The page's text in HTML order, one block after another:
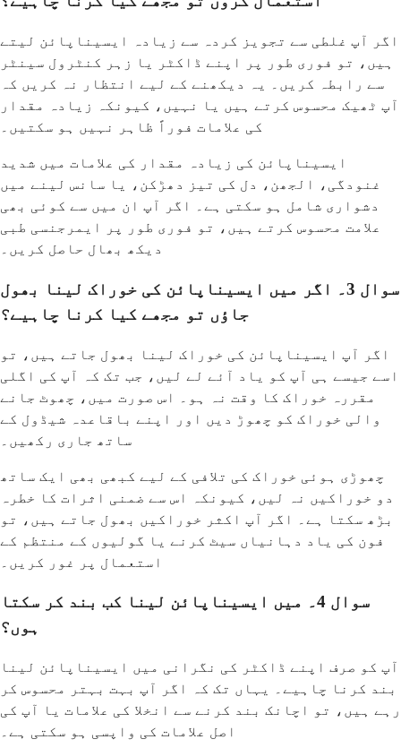
اگر آپ غلطی سے تجویز کردہ سے زیادہ ایسیناپائن لیتے
ہیں، تو فوری طور پر اپنے ڈاکٹر یا زہر کنٹرول سینٹر
سے رابطہ کریں۔ یہ دیکھنے کے لیے انتظار نہ کریں کہ
آپ ٹھیک محسوس کرتے ہیں یا نہیں، کیونکہ زیادہ مقدار
کی علامات فوراً ظاہر نہیں ہو سکتیں۔
ایسیناپائن کی زیادہ مقدار کی علامات میں شدید
غنودگی، الجھن، دل کی تیز دھڑکن، یا سانس لینے میں
دشواری شامل ہو سکتی ہے۔ اگر آپ ان میں سے کوئی بھی
علامت محسوس کرتے ہیں، تو فوری طور پر ایمرجنسی طبی
دیکھ بھال حاصل کریں۔
سوال 3۔ اگر میں ایسیناپائن کی خوراک لینا بھول
جاؤں تو مجھے کیا کرنا چاہیے؟
اگر آپ ایسیناپائن کی خوراک لینا بھول جاتے ہیں، تو
اسے جیسے ہی آپ کو یاد آئے لے لیں، جب تک کہ آپ کی اگلی
مقررہ خوراک کا وقت نہ ہو۔ اس صورت میں، چھوٹ جانے
والی خوراک کو چھوڑ دیں اور اپنے باقاعدہ شیڈول کے
ساتھ جاری رکھیں۔
چھوڑی ہوئی خوراک کی تلافی کے لیے کبھی بھی ایک ساتھ
دو خوراکیں نہ لیں، کیونکہ اس سے ضمنی اثرات کا خطرہ
بڑھ سکتا ہے۔ اگر آپ اکثر خوراکیں بھول جاتے ہیں، تو
فون کی یاد دہانیاں سیٹ کرنے یا گولیوں کے منتظم کے
استعمال پر غور کریں۔
سوال 4۔ میں ایسیناپائن لینا کب بند کر سکتا
ہوں؟
آپ کو صرف اپنے ڈاکٹر کی نگرانی میں ایسیناپائن لینا
بند کرنا چاہیے۔ یہاں تک کہ اگر آپ بہت بہتر محسوس کر
رہے ہیں، تو اچانک بند کرنے سے انخلا کی علامات یا آپ کی
اصل علامات کی واپسی ہو سکتی ہے۔